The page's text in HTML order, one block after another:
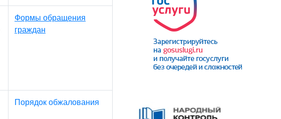
Формы обращения
граждан
Порядок обжалования